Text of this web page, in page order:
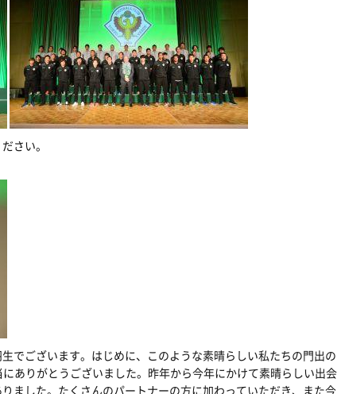
さい。
でございます。はじめに、このような素晴らしい私たちの門出の
ありがとうございました。昨年から今年にかけて素晴らしい出会
ました。たくさんのパートナーの方に加わっていただき、また今